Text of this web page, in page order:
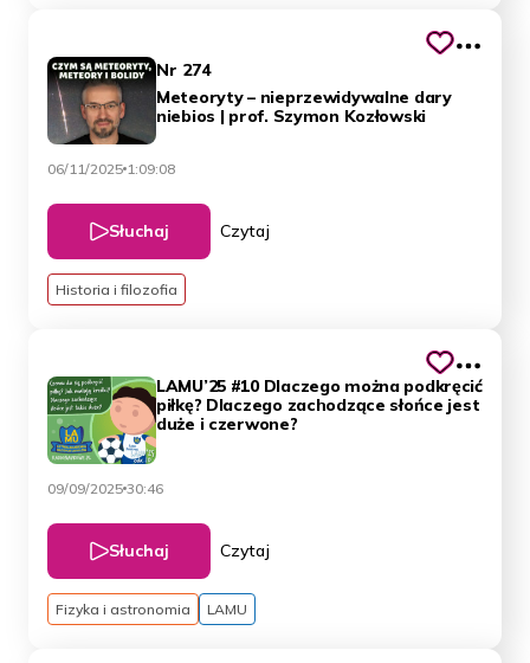
Nr 274
Meteoryty – nieprzewidywalne dary
niebios | prof. Szymon Kozłowski
06/11/2025 1:09:08
Słuchaj Czytaj
Historia i filozofia
LAMU’25 #10 Dlaczego można podkręcić
piłkę? Dlaczego zachodzące słońce jest
duże i czerwone?
09/09/2025 30:46
Słuchaj Czytaj
Fizyka i astronomia LAMU